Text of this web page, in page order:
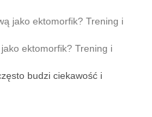
ektomorfik? Trening i
budzi ciekawość i